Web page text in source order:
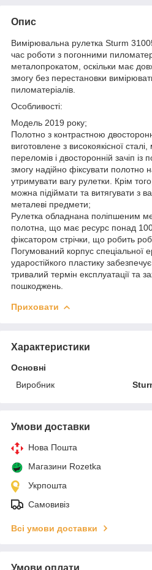
Опис
Вимірювальна рулетка Sturm
час роботи з погонними
металопрокатом, оскільки має
змогу без перестановки
пиломатеріалів.
Особливості:
Модель 2019 року;
Полотно з контрастною
виготовлене з високоякісної
переломів і двосторонній зачіп
змогу надійно фіксувати полотно
утримувати вагу рулетки. Крім
можна підіймати та витягувати з
металеві предмети;
Рулетка обладнана поліпшеним
полотна, що має ресурс понад
фіксатором стрічки, що робить
Погумований корпус спеціальної
ударостійкого пластику
тривалий термін експлуатації та
пошкоджень.
Приховати
Характеристики
Основні
Виробник
Умови доставки
Нова Пошта
Магазини Rozetka
Укрпошта
Самовивіз
Всі умови доставки
Умови оплати